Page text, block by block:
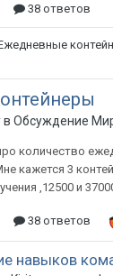
38 ответов
в Обсуждение
количество
кажется 3
,12500 и
38 ответов
навыков